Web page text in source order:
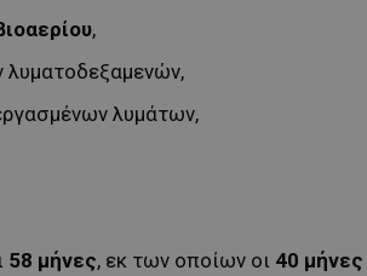
,
λυμάτων,
58 μήνες, εκ των οποίων οι 40 μήνες